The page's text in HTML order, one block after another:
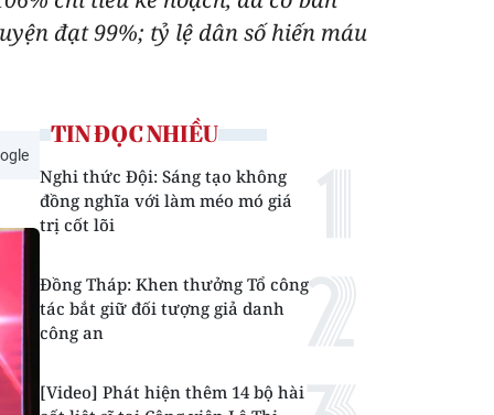
đạt 99%; tỷ lệ dân số hiến máu
TIN ĐỌC NHIỀU
Nghi thức Đội: Sáng tạo không
đồng nghĩa với làm méo mó giá
trị cốt lõi
Đồng Tháp: Khen thưởng Tổ công
tác bắt giữ đối tượng giả danh
công an
[Video] Phát hiện thêm 14 bộ hài